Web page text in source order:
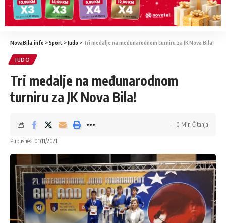
NovaBila.info >Sport >Judo > Tri medalje na međunarodnom turniru za JK Nova Bila!
JUDO
Tri medalje na međunarodnom
turniru za JK Nova Bila!
Published 01/11/2021
0 Min Čitanja